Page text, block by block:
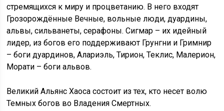
стремящихся к миру и процветанию. В него входят
Грозорождённые Вечные, вольные люди, дуардины,
альвы, сильванеты, серафоны. Сигмар – их идейный
лидер, из богов его поддерживают Грунгни и Гримнир
– боги дуардинов, Алариэль, Тирион, Теклис, Малерион,
Морати – боги альвов.
Великий Альянс Хаоса состоит из тех, кто несет волю
Темных богов во Владения Смертных.